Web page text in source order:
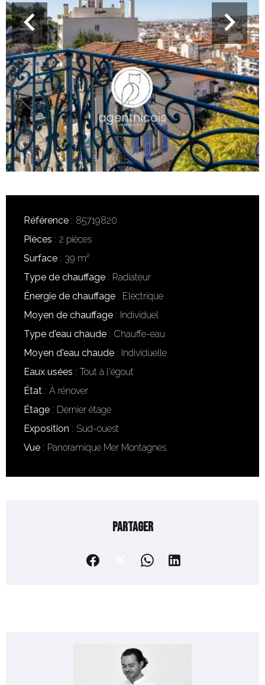
Référence
85719820
Pièces
2 pièces
Surface
39 m²
Type de chauffage
Radiateur
Énergie de chauffage
Electrique
Moyen de chauffage
Individuel
Type d'eau chaude
Chauffe-eau
Moyen d'eau chaude
Individuelle
Eaux usées
Tout à l'égout
État
À rénover
Étage
Dernier étage
Exposition
Sud-ouest
Vue
Panoramique Mer Montagnes
Partager